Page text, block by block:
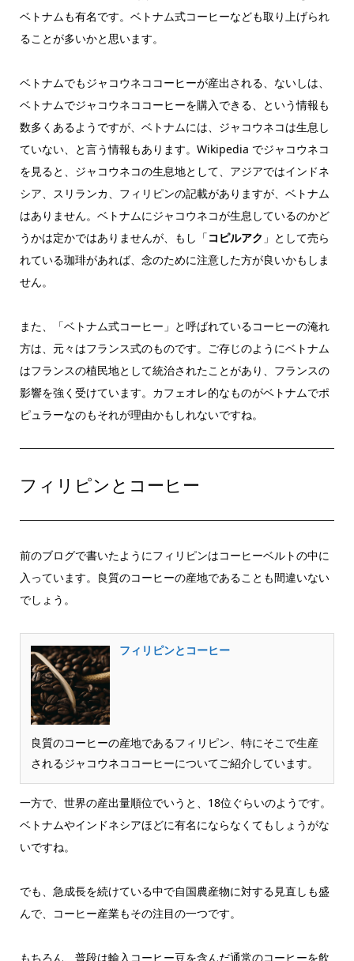
ベトナムも有名です。ベトナム式コーヒーなども取り上げられ
ることが多いかと思います。
ベトナムでもジャコウネココーヒーが産出される、ないしは、
ベトナムでジャコウネココーヒーを購入できる、という情報も
数多くあるようですが、ベトナムには、ジャコウネコは生息し
ていない、と言う情報もあります。Wikipedia でジャコウネコ
を見ると、ジャコウネコの生息地として、アジアではインドネ
シア、スリランカ、フィリピンの記載がありますが、ベトナム
はありません。ベトナムにジャコウネコが生息しているのかど
うかは定かではありませんが、もし「コピルアク 」として売ら
れている珈琲があれば、念のために注意した方が良いかもしま
せん。
また、「ベトナム式コーヒー」と呼ばれているコーヒーの淹れ
方は、元々はフランス式のものです。ご存じのようにベトナム
はフランスの植民地として統治されたことがあり、フランスの
影響を強く受けています。カフェオレ的なものがベトナムでポ
ピュラーなのもそれが理由かもしれないですね。
フィリピンとコーヒー
前のブログで書いたようにフィリピンはコーヒーベルトの中に
入っています。良質のコーヒーの産地であることも間違いない
でしょう。
フィリピンとコーヒー
良質のコーヒーの産地であるフィリピン、特にそこで生産
されるジャコウネココーヒーについてご紹介しています。
一方で、世界の産出量順位でいうと、18位ぐらいのようです。
ベトナムやインドネシアほどに有名にならなくてもしょうがな
いですね。
でも、急成長を続けている中で自国農産物に対する見直しも盛
んで、コーヒー産業もその注目の一つです。
もちろん、普段は輸入コーヒー豆を含んだ通常のコーヒーを飲